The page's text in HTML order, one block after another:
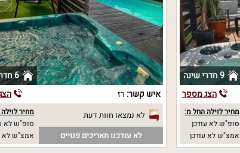
9 חדרי שינה
הצג מספר
מחיר לוילה החל מ:
סופ"ש לא עודכן
אמצ"ש לא עודכן
6 חדרי שינה
איש קשר: רז
לא נמצאו חוות דעת
לא עודכנו תאריכים פנויים
מחיר
סופ"ש לא
אמצ"ש לא